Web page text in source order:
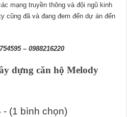
mạng truyền thông và đội ngũ kinh
cũng đã và đang đem đến dự án đến
– 0988216220
dựng căn hộ Melody
- (1 bình chọn)